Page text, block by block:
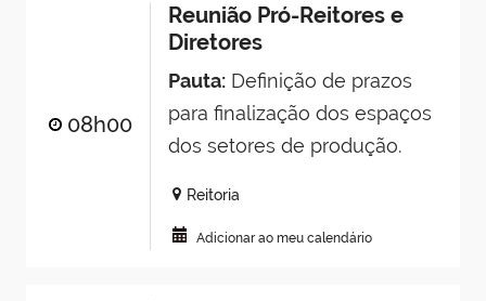
08h00
Reunião Pró-Reitores e
Diretores
Pauta:Definição de prazos
para finalização dos espaços
dos setores de produção.
Reitoria
Adicionar ao meu calendário